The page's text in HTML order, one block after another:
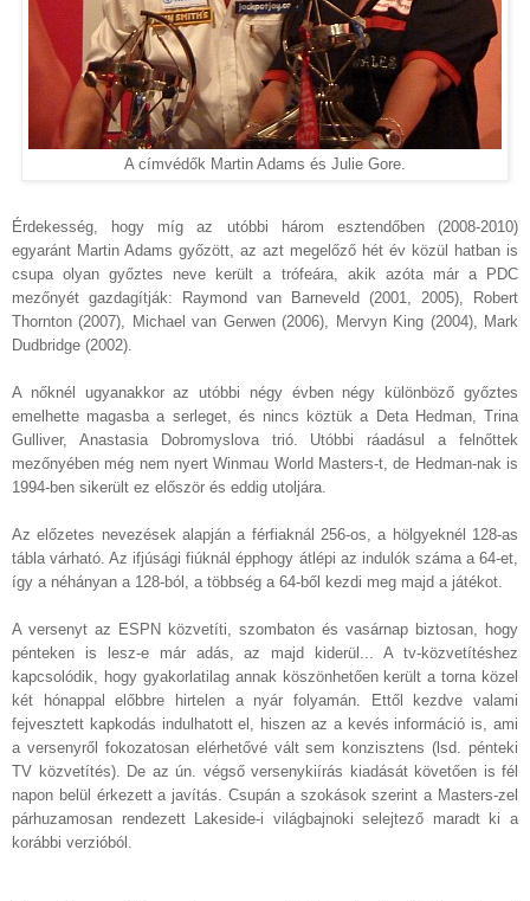
A címvédők Martin Adams és Julie Gore.
Érdekesség, hogy míg az utóbbi három esztendőben (2008-2010)
egyaránt Martin Adams győzött, az azt megelőző hét év közül hatban is
csupa olyan győztes neve került a trófeára, akik azóta már a PDC
mezőnyét gazdagítják: Raymond van Barneveld (2001, 2005), Robert
Thornton (2007), Michael van Gerwen (2006), Mervyn King (2004), Mark
Dudbridge (2002).
A nőknél ugyanakkor az utóbbi négy évben négy különböző győztes
emelhette magasba a serleget, és nincs köztük a Deta Hedman, Trina
Gulliver, Anastasia Dobromyslova trió. Utóbbi ráadásul a felnőttek
mezőnyében még nem nyert Winmau World Masters-t, de Hedman-nak is
1994-ben sikerült ez először és eddig utoljára.
Az előzetes nevezések alapján a férfiaknál 256-os, a hölgyeknél 128-as
tábla várható. Az ifjúsági fiúknál épphogy átlépi az indulók száma a 64-et,
így a néhányan a 128-ból, a többség a 64-ből kezdi meg majd a játékot.
A versenyt az ESPN közvetíti, szombaton és vasárnap biztosan, hogy
pénteken is lesz-e már adás, az majd kiderül...A tv-közvetítéshez
kapcsolódik, hogy gyakorlatilag annak köszönhetően került a torna közel
két hónappal előbbre hirtelen a nyár folyamán. Ettől kezdve valami
fejvesztett kapkodás indulhatott el, hiszen az a kevés információ is, ami
a versenyről fokozatosan elérhetővé vált sem konzisztens (lsd. pénteki
TV közvetítés). De az ún. végső versenykiírás kiadását követően is fél
napon belül érkezett a javítás. Csupán a szokások szerint a Masters-zel
párhuzamosan rendezett Lakeside-i világbajnoki selejtező maradt ki a
korábbi verzióból.